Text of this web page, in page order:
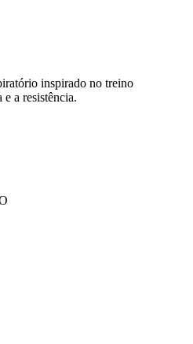
inspirado no treino
a resistência.